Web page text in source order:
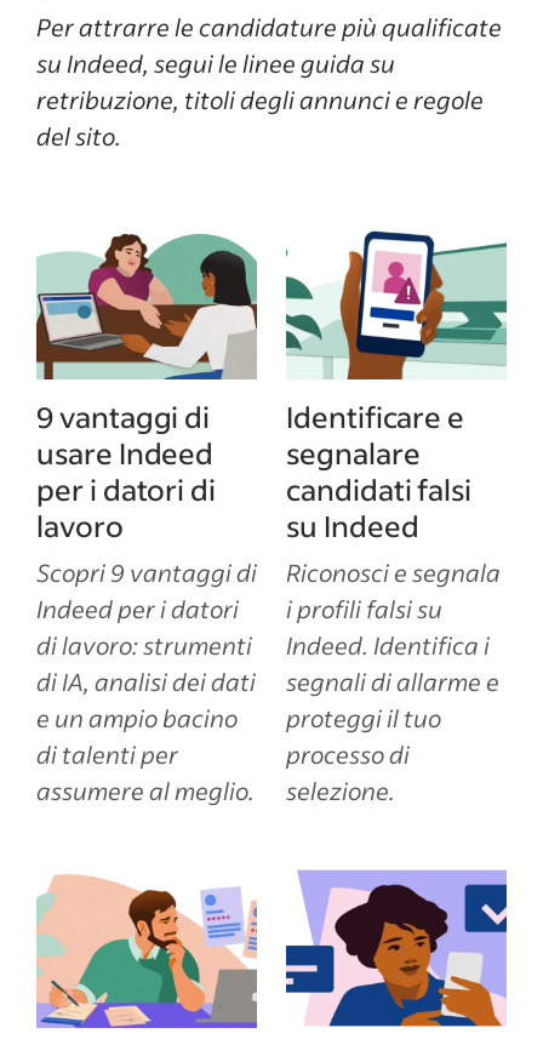
Per attrarre le candidature più qualificate
su Indeed, segui le linee guida su
retribuzione, titoli degli annunci e regole
del sito.
9 vantaggi di
usare Indeed
per i datori di
lavoro
Scopri 9 vantaggi di
Indeed per i datori
di lavoro: strumenti
di IA, analisi dei dati
e un ampio bacino
di talenti per
assumere al meglio.
Identificare e
segnalare
candidati falsi
su Indeed
Riconosci e segnala
i profili falsi su
Indeed. Identifica i
segnali di allarme e
proteggi il tuo
processo di
selezione.